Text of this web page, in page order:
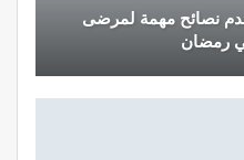
نصائح مهمة لمرضى
رمضان